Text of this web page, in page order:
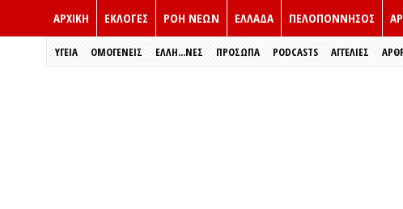
ΑΡΧΙΚΗ ΕΚΛΟΓΈΣ ΡΟΗ ΝΕΩΝ ΕΛΛΑΔΑ ΠΕΛΟΠΟΝΝΗΣΟΣ
ΥΓΕΙΑ ΟΜΟΓΕΝΕΙΣ ΈΛΛΗ...ΝΕΣ ΠΡΌΣΩΠΑ PODCASTS ΑΓΓΕΛΙΕΣ